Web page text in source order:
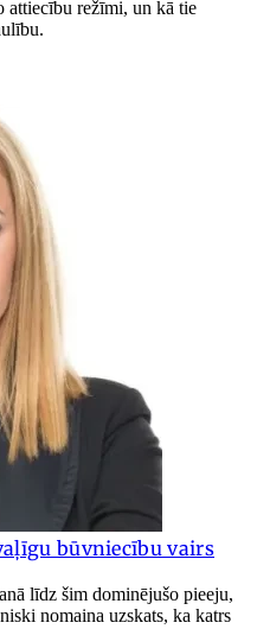
attiecību režīmi, un kā tie
būvniecību vairs
līdz šim dominējušo pieeju,
nomaina uzskats, ka katrs